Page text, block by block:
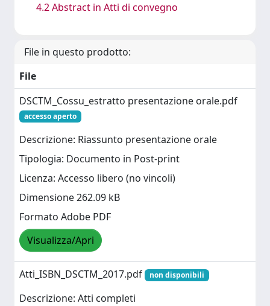
4.2 Abstract in Atti di convegno
File in questo prodotto:
File
DSCTM_Cossu_estratto presentazione orale.pdf
accesso aperto
Descrizione: Riassunto presentazione orale
Tipologia: Documento in Post-print
Licenza: Accesso libero (no vincoli)
Dimensione 262.09 kB
Formato Adobe PDF
Visualizza/Apri
Atti_ISBN_DSCTM_2017.pdf non disponibili
Descrizione: Atti completi